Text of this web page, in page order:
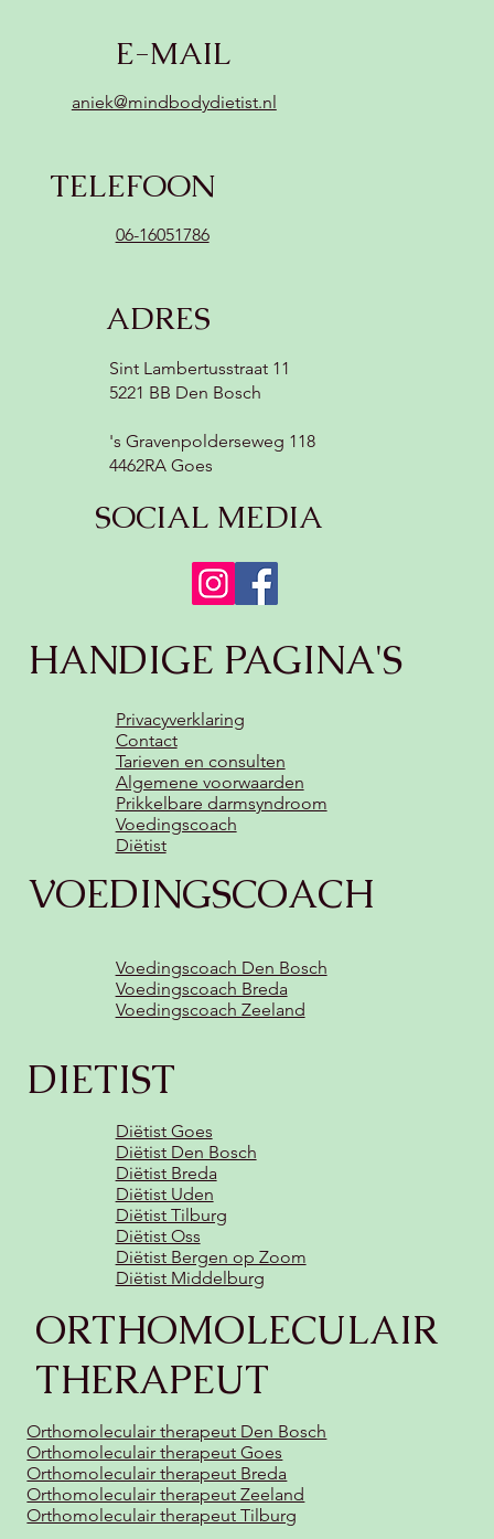
Romige champignonsoep met kokos
(zonder zuivel, vegan) 😍
HANDIGE PAGINA'S
TELEFOON
06-16051786
E-MAIL
aniek@mindbodydietist.nl
SOCIAL MEDIA
Privacyverklaring
Contact
Tarieven en consulten
Algemene voorwaarden
Prikkelbare darmsyndroom
Voedingscoach
Diëtist
ADRES
Sint Lambertusstraat 11
5221 BB Den Bosch
's Gravenpolderseweg 118
4462RA Goes
DIETIST
Diëtist Goes
Diëtist Den Bosch
Diëtist Breda
Diëtist Uden
Diëtist Tilburg
Diëtist Oss
Diëtist Bergen op Zoom
Diëtist Middelburg
VOEDINGSCOACH
Voedingscoach Den Bosch
Voedingscoach Breda
Voedingscoach Zeeland
ORTHOMOLECULAIR
THERAPEUT
Orthomoleculair therapeut Den Bosch
Orthomoleculair therapeut Goes
Orthomoleculair therapeut Breda
Orthomoleculair therapeut Zeeland
Orthomoleculair therapeut Tilburg